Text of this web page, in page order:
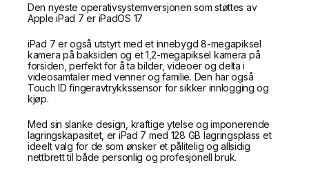
Den nyeste operativsystemversjonen som støttes av
Apple iPad 7 er iPadOS 17
iPad 7 er også utstyrt med et innebygd 8-megapiksel
kamera på baksiden og et 1,2-megapiksel kamera på
forsiden, perfekt for å ta bilder, videoer og delta i
videosamtaler med venner og familie. Den har også
Touch ID fingeravtrykkssensor for sikker innlogging og
kjøp.
Med sin slanke design, kraftige ytelse og imponerende
lagringskapasitet, er iPad 7 med 128 GB lagringsplass et
ideelt valg for de som ønsker et pålitelig og allsidig
nettbrett til både personlig og profesjonell bruk.